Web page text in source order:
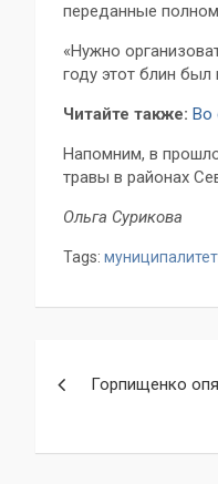
переданные
«Нужно
году этот блин
Читайте также: Во
Напомним, в
травы в районах
Ольга Сурикова
Tags:
записям
Горпищенко